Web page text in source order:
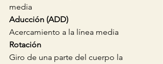
media
Aducción (ADD)
Acercamiento a la línea media
Rotación
Giro de una parte del cuerpo la